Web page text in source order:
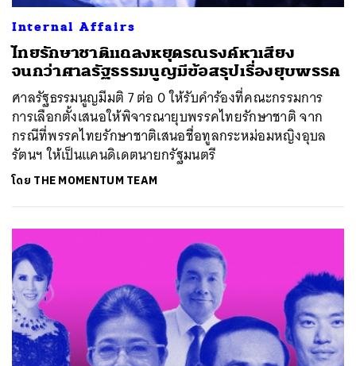
Internal Affairs
ไทยรักษาชาติแถลงหยุดรณรงค์หาเสียง
จนกว่าศาลรัฐธรรมนูญมีข้อสรุปเรื่องยุบพรรค
ศาลรัฐธรรมนูญมีมติ 7 ต่อ 0 ให้รับคำร้องที่คณะกรรมการ
การเลือกตั้งเสนอให้พิจารณายุบพรรคไทยรักษาชาติ จาก
กรณีที่พรรคไทยรักษาชาติเสนอชื่อทูลกระหม่อมหญิงอุบล
รัตนฯ ให้เป็นแคนดิเดตนายกรัฐมนตรี
โดย THE MOMENTUM TEAM